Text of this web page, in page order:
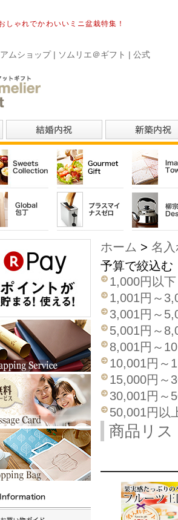
しゃれでかわいいミニ盆栽特集！
ムショップ | ソムリエ＠ギフト | 公式
ホーム > 名
予算で絞込む
1,000円以下
1,001円～
3,001円～
5,001円～
8,001円～
10,001円～
15,000円～
30,001円～
50,001円以
商品リス